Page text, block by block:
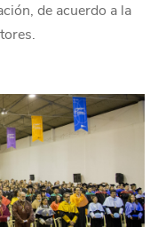
de acuerdo a la